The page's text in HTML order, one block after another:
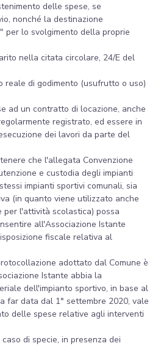
delle spese, se
nonché la destinazione
per lo svolgimento della proprie
nella citata circolare, 24/E del
reale di godimento (usufrutto o uso)
ad un contratto di locazione, anche
registrato, ed essere in
dei lavori da parte del
che l'allegata Convenzione
e custodia degli impianti
impianti sportivi comunali, sia
(in quanto viene utilizzato anche
l'attività scolastica) possa
all'Associazione Istante
fiscale relativa al
adottato dal Comune è
Istante abbia la
dell'impianto sportivo, in base al
far data dal 1° settembre 2020, vale
delle spese relative agli interventi
di specie, in presenza dei